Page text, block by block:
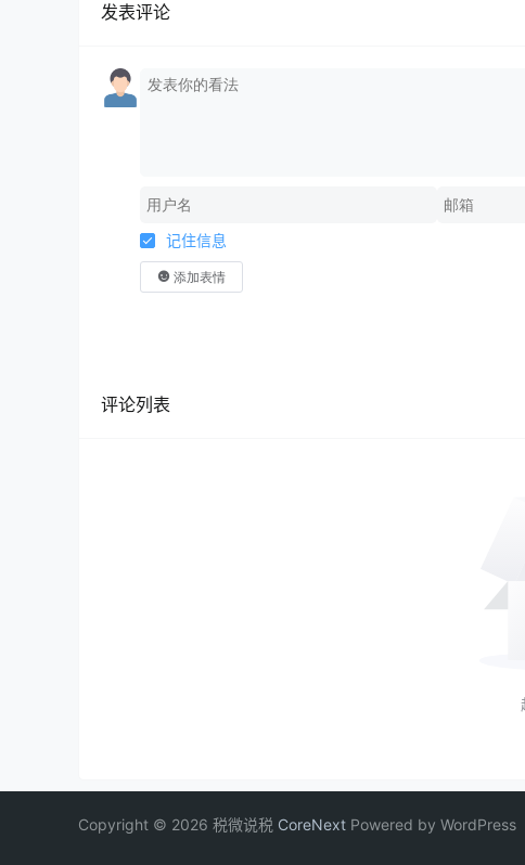
发表评论
记住信息
添加表情
评论列表
Copyright © 2026 税微说税 CoreNext Powered by WordPress